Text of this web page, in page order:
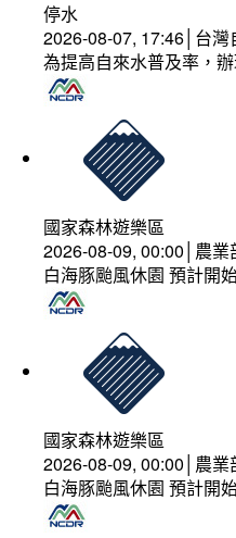
停水
2026-08-07, 17:46│台灣
為提高自來水普及率，
國家森林遊樂區
2026-08-09, 00:00│農
白海豚颱風休園 預計開
國家森林遊樂區
2026-08-09, 00:00│農
白海豚颱風休園 預計開